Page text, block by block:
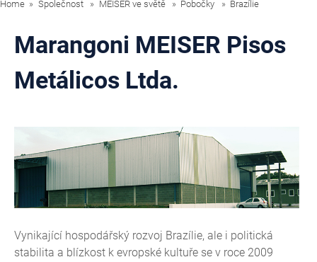
Home Společnost MEISER ve světě Pobočky Brazílie
Marangoni MEISER Pisos
Metálicos Ltda.
Vynikající hospodářský rozvoj Brazílie, ale i politická
stabilita a blízkost k evropské kultuře se v roce 2009